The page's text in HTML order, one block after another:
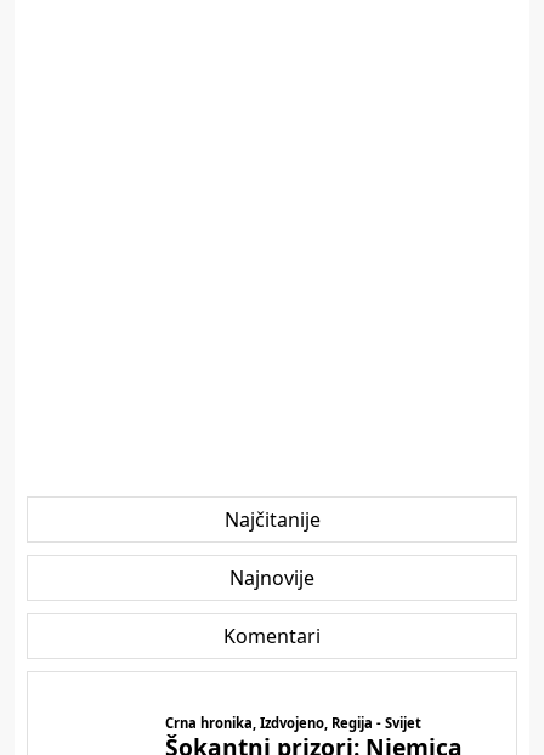
Najčitanije
Najnovije
Komentari